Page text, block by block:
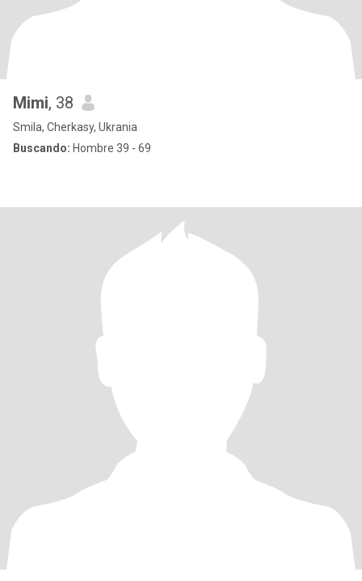
Mimi, 38
Smila, Cherkasy, Ukrania
Buscando: Hombre 39 - 69